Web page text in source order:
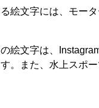
絵文字には、モ
絵文字は、
。また、水上スポ